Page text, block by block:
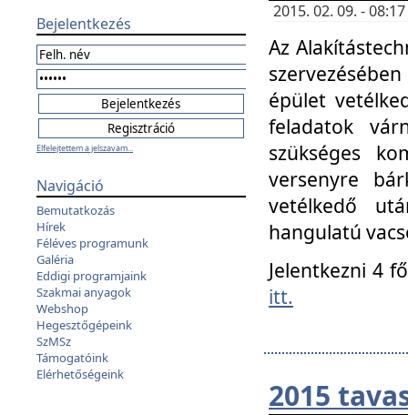
Bejelentkezés
Elfelejtettem a jelszavam...
Navigáció
Bemutatkozás
Hírek
Féléves programunk
Galéria
Eddigi programjaink
Szakmai anyagok
Webshop
Hegesztőgépeink
SzMSz
Támogatóink
Elérhetőségeink
2015. 02. 09. -
Az
épület
feladatok
szükséges
versenyre
vetélkedő
hangulatú
Jelentkezni 4
itt.
2015